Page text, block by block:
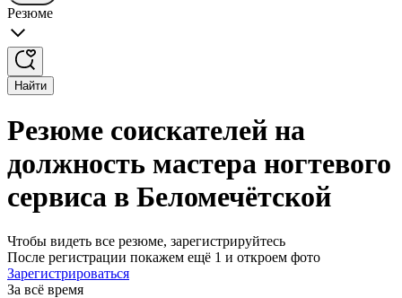
Резюме
Найти
Резюме соискателей на
должность мастера ногтевого
сервиса в Беломечётской
Чтобы видеть все резюме, зарегистрируйтесь
После регистрации покажем ещё 1 и откроем фото
Зарегистрироваться
За всё время